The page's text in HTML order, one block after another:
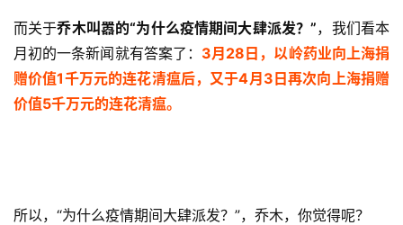
而关于乔木叫嚣的“为什么疫情期间大肆派发？”，我们看本
月初的一条新闻就有答案了： 3月28日，以岭药业向上海捐
赠价值1千万元的连花清瘟后，又于4月3日再次向上海捐赠
价值5千万元的连花清瘟。
所以，“为什么疫情期间大肆派发？”，乔木，你觉得呢？